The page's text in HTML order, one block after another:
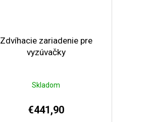
Zdvíhacie zariadenie pre
vyzúvačky
Skladom
€441,90